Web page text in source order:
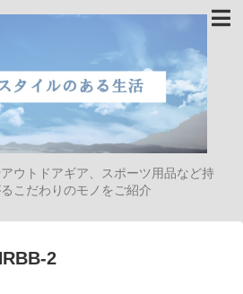
ウトドアギア、スポーツ用品など持
こだわりのモノをご紹介
2